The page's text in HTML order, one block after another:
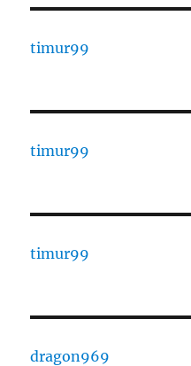
timur99
timur99
timur99
dragon969